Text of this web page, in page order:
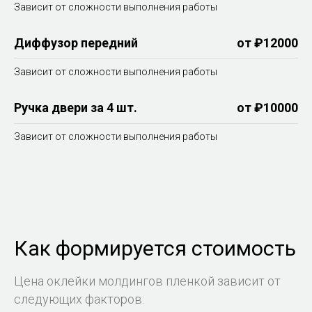
Зависит от сложности выполнения работы
Диффузор передний от ₽12000
Зависит от сложности выполнения работы
Ручка двери за 4 шт. от ₽10000
Зависит от сложности выполнения работы
Как формируется стоимость
Цена оклейки молдингов пленкой зависит от
следующих факторов: